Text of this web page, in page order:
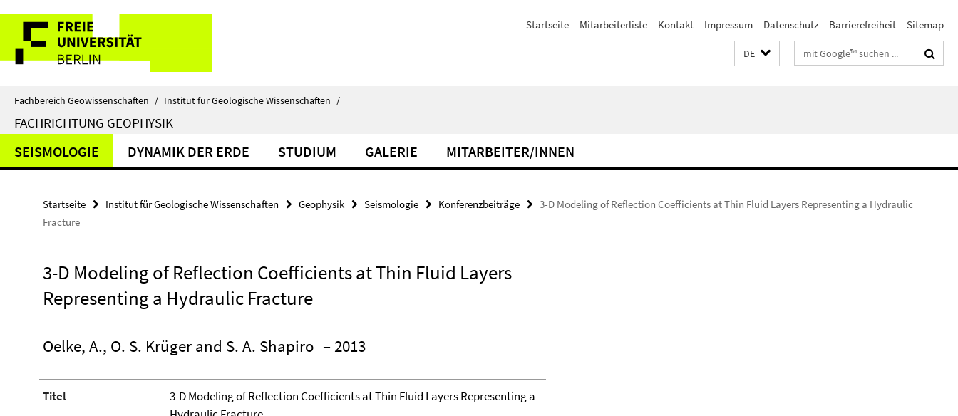
direkt
Inhalt
Service-
Navigation
Startseite Mitarbeiterliste Kontakt Impressum Datenschutz Barrierefreiheit Sitemap
DE Suchbegriffe
Fachbereich Geowissenschaften / Institut für Geologische Wissenschaften /
FACHRICHTUNG GEOPHYSIK
SEISMOLOGIE DYNAMIK DER ERDE STUDIUM GALERIE MITARBEITER/INNEN
Startseite Institut für Geologische Wissenschaften Geophysik Seismologie Konferenzbeiträge
3-D Modeling of Reflection Coefficients at Thin Fluid Layers Representing a Hydraulic
Fracture
3-D Modeling of Reflection Coefficients at Thin Fluid Layers
Representing a Hydraulic Fracture
Oelke, A., O. S. Krüger and S. A. Shapiro – 2013
Titel
3-D Modeling of Reflection Coefficients at Thin Fluid Layers Representing a